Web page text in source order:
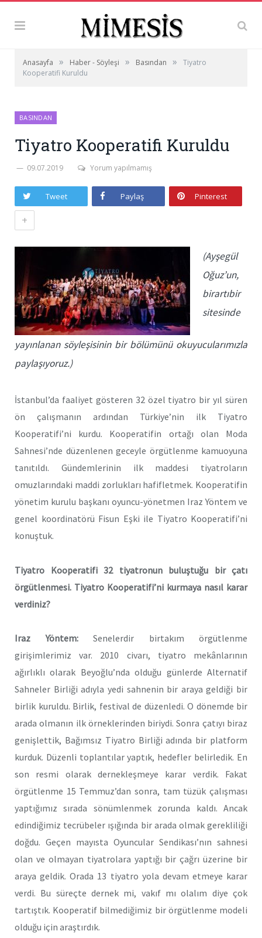
Anasayfa » Haber - Söyleşi » Basından »
Tiyatro
Kooperatifi Kuruldu
BASINDAN
Tiyatro Kooperatifi Kuruldu
09.07.2019 Yorum yapılmamış
Tweet Paylaş Pinterest
+
(Ayşegül
Oğuz’un,
birartıbir
sitesinde
yayınlanan söyleşisinin bir bölümünü okuyucularımızla
paylaşıyoruz.)
İstanbul’da faaliyet gösteren 32 özel tiyatro bir yıl süren
ön çalışmanın ardından Türkiye’nin ilk Tiyatro
Kooperatifi’ni kurdu. Kooperatifin ortağı olan Moda
Sahnesi’nde düzenlenen geceyle örgütlenme kamuoyuna
tanıtıldı. Gündemlerinin ilk maddesi tiyatroların
omuzlarındaki maddi zorlukları hafifletmek. Kooperatifin
yönetim kurulu başkanı oyuncu-yönetmen Iraz Yöntem ve
genel koordinatörü Fisun Eşki ile Tiyatro Kooperatifi’ni
konuştuk.
Tiyatro Kooperatifi 32 tiyatronun buluştuğu bir çatı
örgütlenmesi. Tiyatro Kooperatifi’ni kurmaya nasıl karar
verdiniz?
Iraz Yöntem:Senelerdir birtakım örgütlenme
girişimlerimiz var. 2010 civarı, tiyatro mekânlarının
ağırlıklı olarak Beyoğlu’nda olduğu günlerde Alternatif
Sahneler Birliği adıyla yedi sahnenin bir araya geldiği bir
birlik kuruldu. Birlik, festival de düzenledi. O dönemde bir
arada olmanın ilk örneklerinden biriydi. Sonra çatıyı biraz
genişlettik, Bağımsız Tiyatro Birliği adında bir platform
kurduk. Düzenli toplantılar yaptık, hedefler belirledik. En
son resmi olarak dernekleşmeye karar verdik. Fakat
örgütlenme 15 Temmuz’dan sonra, tam tüzük çalışması
yaptığımız sırada sönümlenmek zorunda kaldı. Ancak
edindiğimiz tecrübeler ışığında bir arada olmak gerekliliği
doğdu. Geçen mayısta Oyuncular Sendikası’nın sahnesi
olan ve olmayan tiyatrolara yaptığı bir çağrı üzerine bir
araya geldik. Orada 13 tiyatro yola devam etmeye karar
verdi. Bu süreçte dernek mi, vakıf mı olalım diye çok
tartıştık. Kooperatif bilmediğimiz bir örgütlenme modeli
olduğu için araştırdık.